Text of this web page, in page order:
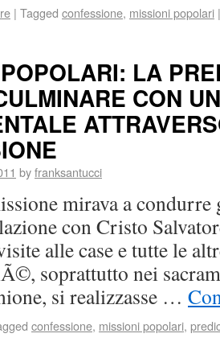
| Tagged confessione, missioni popolari |
LA
CON
byfranksantucci
mirava a
con Cristo
alle case e tutte le
soprattutto nei
si realizzasse …
confessione, missioni popolari,